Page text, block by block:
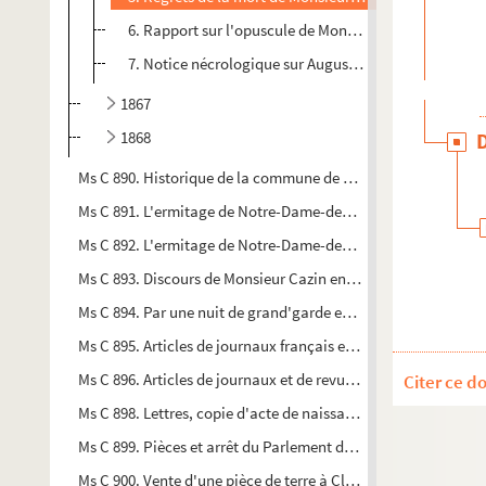
6. Rapport sur l'opuscule de Monsieur Charma "Une
7. Notice nécrologique sur Auguste-Joseph
1867
1868
Ms C 890. Historique de la commune de Cerisy-Belle-Etoile et
Ms C 891. L'ermitage de Notre-Dame-des-Anges, situé
Ms C 892. L'ermitage de Notre-Dame-des-Anges, situé dans
Ms C 893. Discours de Monsieur Cazin en prenant le
Ms C 894. Par une nuit de grand'garde et Gilbert à son lit de
Ms C 895. Articles de journaux français et anglais sur la
Ms C 896. Articles de journaux et de revues sur ma thèse
Ms C 898. Lettres, copie d'acte de naissance concernant les
Ms C 899. Pièces et arrêt du Parlement de Rouen relatifs à
Ms C 900. Vente d'une pièce de terre à Clinchamps moyennant
Citer ce